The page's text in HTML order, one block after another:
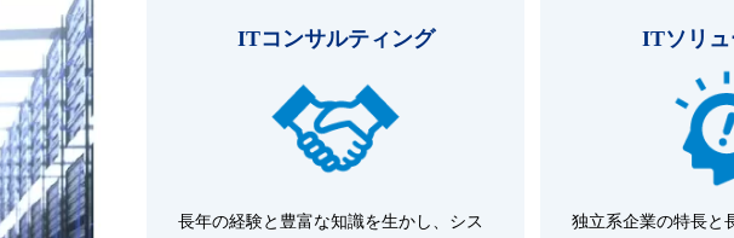
ITコンサルティング
長年の経験と豊富な知識を生かし、シス
ITソリ
独立系企業の特長と